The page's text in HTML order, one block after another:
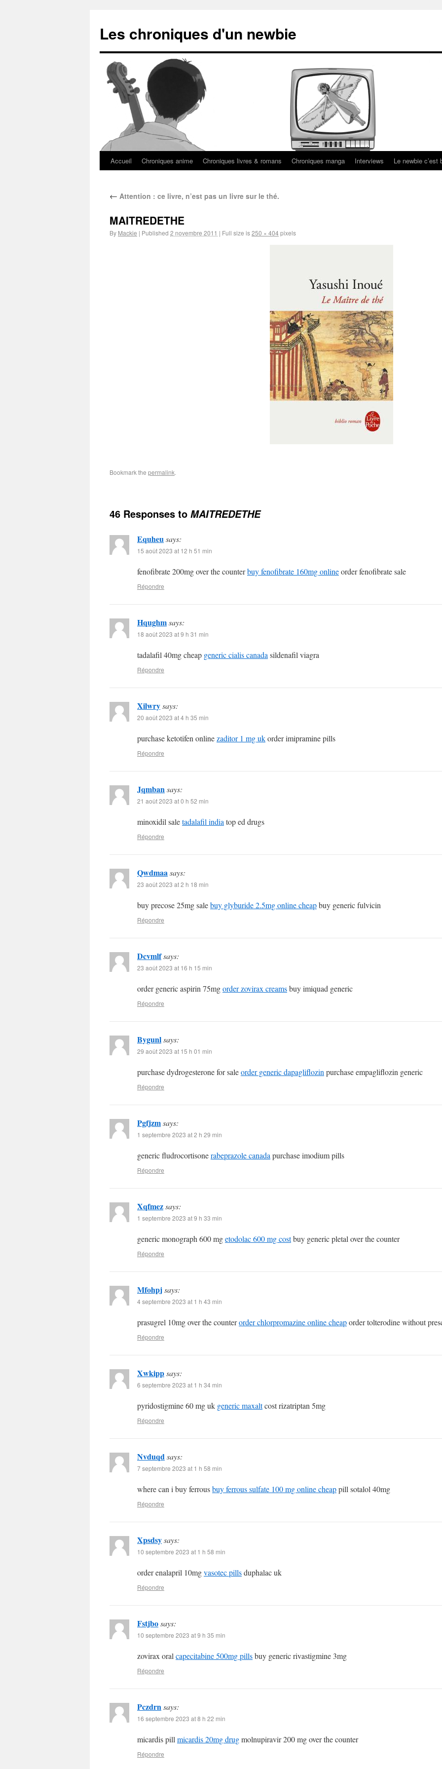
Les chroniques d'un newbie
Accueil Chroniques anime Chroniques livres & romans Chroniques manga Interviews Le newbie c’est
← Attention : ce livre, n’est pas un livre sur le thé.
MAITREDETHE
By Mackie | Published 2 novembre 2011 | Full size is250 × 404pixels
Bookmark the permalink.
46 Responses to MAITREDETHE
Equheusays:
15 août 2023 at 12 h 51 min
fenofibrate 200mg over the counterbuy fenofibrate 160mg onlineorder fenofibrate sale
Répondre
Hqughmsays:
18 août 2023 at 9 h 31 min
tadalafil 40mg cheap generic cialis canada sildenafil viagra
Répondre
Xilwrysays:
20 août 2023 at 4 h 35 min
purchase ketotifen onlinezaditor 1 mg ukorder imipramine pills
Répondre
Jqmbansays:
21 août 2023 at 0 h 52 min
minoxidil saletadalafil india top ed drugs
Répondre
Qwdmaasays:
23 août 2023 at 2 h 18 min
buy precose 25mg salebuy glyburide 2.5mg online cheapbuy generic fulvicin
Répondre
Dcvmlfsays:
23 août 2023 at 16 h 15 min
order generic aspirin 75mgorder zovirax creamsbuy imiquad generic
Répondre
Bygunlsays:
29 août 2023 at 15 h 01 min
purchase dydrogesterone for saleorder generic dapagliflozin purchase empagliflozin generic
Répondre
Pgfjzmsays:
1 septembre 2023 at 2 h 29 min
generic fludrocortisonerabeprazole canada purchase imodium pills
Répondre
Xqfmezsays:
1 septembre 2023 at 9 h 33 min
generic monograph 600 mgetodolac 600 mg costbuy generic pletal over the counter
Répondre
Mfohpjsays:
4 septembre 2023 at 1 h 43 min
prasugrel 10mg over the counterorder chlorpromazine online cheaporder tolterodine without
Répondre
Xwkippsays:
6 septembre 2023 at 1 h 34 min
pyridostigmine 60 mg uk generic maxaltcost rizatriptan 5mg
Répondre
Nvduqdsays:
7 septembre 2023 at 1 h 58 min
where can i buy ferrousbuy ferrous sulfate 100 mg online cheappill sotalol 40mg
Répondre
Xpsdsysays:
10 septembre 2023 at 1 h 58 min
order enalapril 10mgvasotec pillsduphalac uk
Répondre
Fstjbosays:
10 septembre 2023 at 9 h 35 min
zovirax oral capecitabine 500mg pillsbuy generic rivastigmine 3mg
Répondre
Pczdrnsays:
16 septembre 2023 at 8 h 22 min
micardis pill micardis 20mg drugmolnupiravir 200 mg over the counter
Répondre